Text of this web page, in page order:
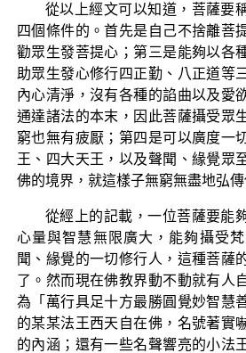
從以上經文可以知道，菩薩要
四個條件的。首先是自己不捨離菩
勸眾生發菩提心；第三是能夠以各
助眾生發心修行四正勤、八正道等
內心清淨，沒有各種的諂曲以及愛
通達諸法的本末，因此菩薩攝受眾
窮也無有疲厭；第四是可以廣度一
王、四大天王，以及聲聞、緣覺眾
佛的境界，就這樣子無窮無盡地弘傳
從經上的記載，一位菩薩要能
心量與智慧無限廣大，能夠攝受
聞、緣覺的一切修行人，這種菩薩
了。然而現在佛教界動不動就有人
為「萬行具足十方最勝圓覺妙智慧
的某某法王西天自在佛，名號著實
的內涵；還有一些名聲響亮的小法